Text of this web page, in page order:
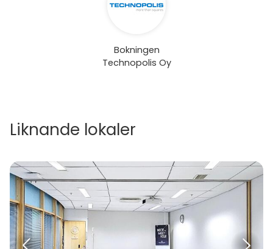
Bokningen
Technopolis Oy
Liknande lokaler